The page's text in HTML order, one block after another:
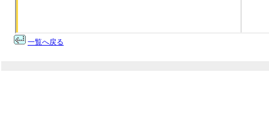
一覧へ戻る